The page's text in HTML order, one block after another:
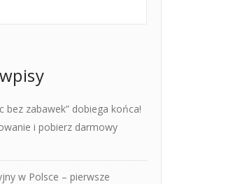
bez zabawek” dobiega końca!
i pobierz darmowy
w Polsce – pierwsze